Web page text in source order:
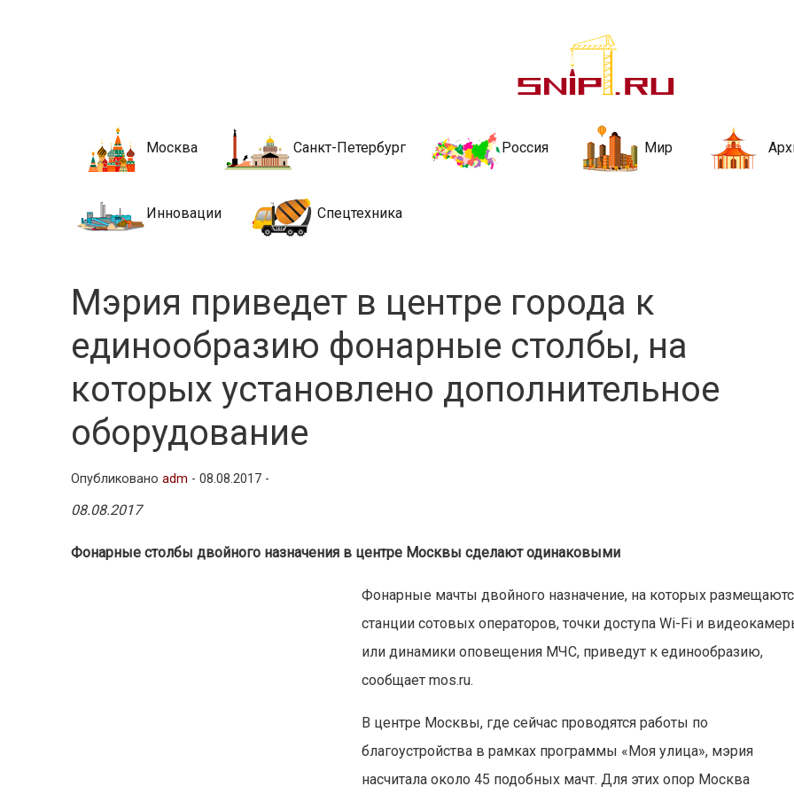
Новости строительства и
стройкой рубрики
Москва Санкт-Петербург Россия Мир
Инновации Спецтехника
Мэрия приведет в центре города к
единообразию фонарные столбы, на
которых установлено дополнительное
оборудование
Опубликованоadm -08.08.2017 -
08.08.2017
Фонарные столбы двойного назначения в центре Москвы сделают одинаковыми
Фонарные мачты двойного назначение, на которых
станции сотовых операторов, точки доступа Wi-Fi и
или динамики оповещения МЧС, приведут к единообразию,
сообщает mos.ru.
В центре Москвы, где сейчас проводятся работы по
благоустройства в рамках программы «Моя улица», мэрия
насчитала около 45 подобных мачт. Для этих опор Москва